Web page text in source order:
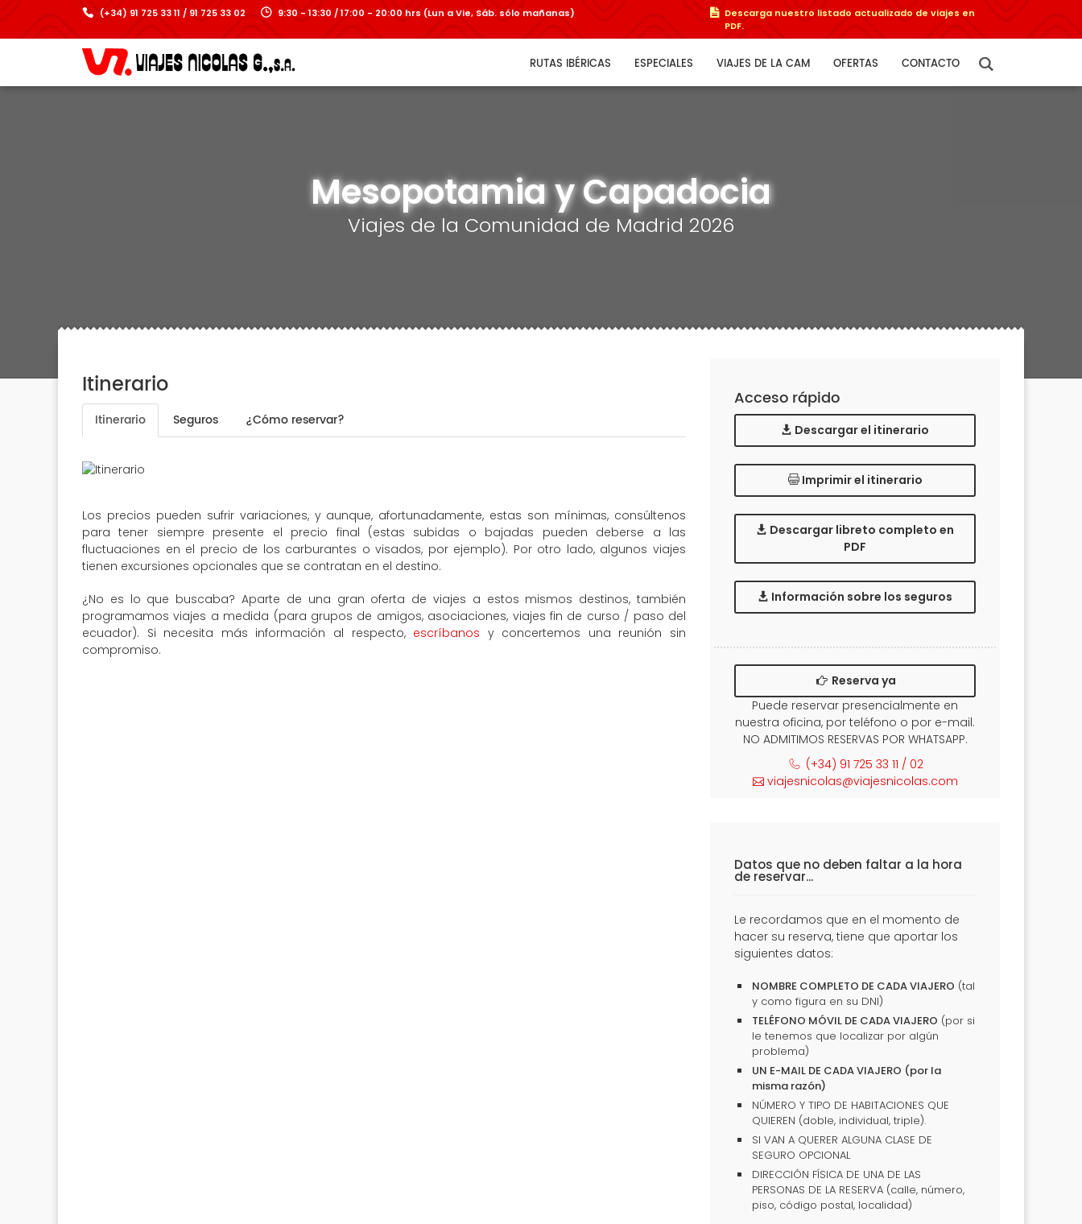
(+34) 91 725 33 11 / 91 725 33 02 9:30 - 13:30 / 17:00 - 20:00 hrs (Lun a Vie, Sáb. sólo mañanas)
Descarga nuestro listado actualizado de viajes en
PDF.
RUTAS IBÉRICAS ESPECIALES VIAJES DE LA CAM OFERTAS CONTACTO
Mesopotamia y Capadocia
Viajes de la Comunidad de Madrid 2026
Itinerario
Itinerario Seguros ¿Cómo reservar?
Los precios pueden sufrir variaciones, y aunque, afortunadamente, estas son mínimas, consúltenos
para tener siempre presente el precio final (estas subidas o bajadas pueden deberse a las
fluctuaciones en el precio de los carburantes o visados, por ejemplo). Por otro lado, algunos viajes
tienen excursiones opcionales que se contratan en el destino.
¿No es lo que buscaba? Aparte de una gran oferta de viajes a estos mismos destinos, también
programamos viajes a medida (para grupos de amigos, asociaciones, viajes fin de curso / paso del
ecuador). Si necesita más información al respecto, escríbanos y concertemos una reunión sin
compromiso.
Acceso rápido
Descargar el itinerario
Imprimir el itinerario
Descargar libreto completo en
PDF
Información sobre los seguros
Reserva ya
Puede reservar presencialmente en
nuestra oficina, por teléfono o por e-mail.
NO ADMITIMOS RESERVAS POR WHATSAPP.
(+34) 91 725 33 11 / 02
viajesnicolas@viajesnicolas.com
Datos que no deben faltar a la hora
de reservar...
Le recordamos que en el momento de
hacer su reserva, tiene que aportar los
siguientes datos:
NOMBRE COMPLETO DE CADA VIAJERO (tal
y como figura en su DNI)
TELÉFONO MÓVIL DE CADA VIAJERO (por si
le tenemos que localizar por algún
problema)
UN E-MAIL DE CADA VIAJERO (por la
misma razón)
NÚMERO Y TIPO DE HABITACIONES QUE
QUIEREN (doble, individual, triple).
SI VAN A QUERER ALGUNA CLASE DE
SEGURO OPCIONAL
DIRECCIÓN FÍSICA DE UNA DE LAS
PERSONAS DE LA RESERVA (calle, número,
piso, código postal, localidad)